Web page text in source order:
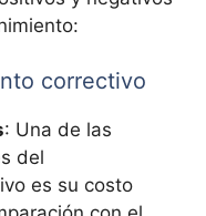
correctivo
: Una de las
del
es su costo